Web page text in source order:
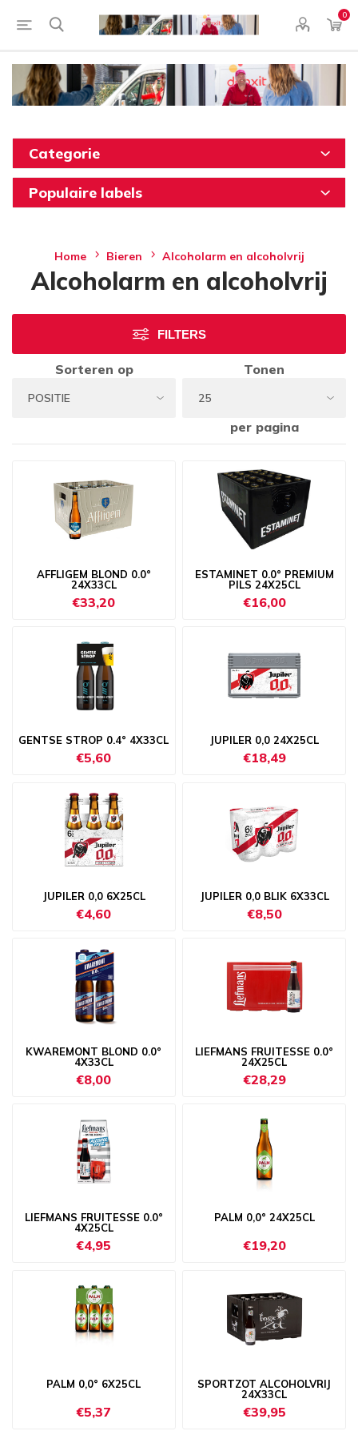
0
Categorie
Populaire labels
Home Bieren Alcoholarm en alcoholvrij
Alcoholarm en alcoholvrij
FILTERS
Sorteren op Tonen
per pagina
AFFLIGEM BLOND 0.0°
24X33CL
€33,20
ESTAMINET 0.0° PREMIUM
PILS 24X25CL
€16,00
GENTSE STROP 0.4° 4X33CL
€5,60
JUPILER 0,0 24X25CL
€18,49
JUPILER 0,0 6X25CL
€4,60
JUPILER 0,0 BLIK 6X33CL
€8,50
KWAREMONT BLOND 0.0°
4X33CL
€8,00
LIEFMANS FRUITESSE 0.0°
24X25CL
€28,29
LIEFMANS FRUITESSE 0.0°
4X25CL
€4,95
PALM 0,0° 24X25CL
€19,20
PALM 0,0° 6X25CL
€5,37
SPORTZOT ALCOHOLVRIJ
24X33CL
€39,95